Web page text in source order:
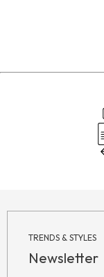
TRENDS & STYLES
Newsletter